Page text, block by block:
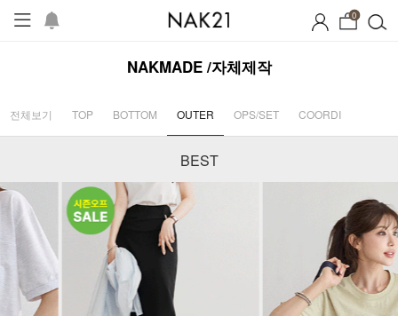
0
NAKMADE /자체제작
전체보기 TOP BOTTOM OUTER OPS/SET COORDI
BEST